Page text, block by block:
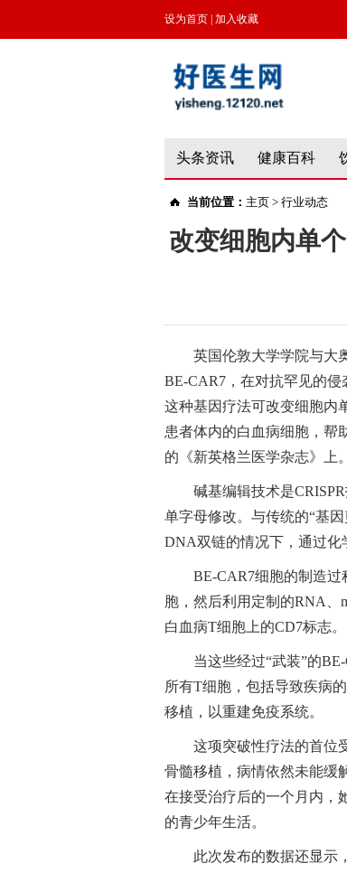
设为首页 加入收藏
头条资讯 健康百科
当前位置： 主页 > 行业动态
改变细胞内单
英国伦敦大学学院与大
BE-CAR7，在对抗罕见的
这种基因疗法可改变细胞
患者体内的白血病细胞，帮
的《新英格兰医学杂志》上。
碱基编辑技术是
单字母修改。与传统的“基
DNA双链的情况下，通过化
BE-CAR7细胞的制造
胞，然后利用定制的RNA、
白血病T细胞上的CD7标志。
当这些经过“武装”的
所有T细胞，包括导致疾病
移植，以重建免疫系统。
这项突破性疗法的首位
骨髓移植，病情依然未能缓
在接受治疗后的一个月内，
的青少年生活。
此次发布的数据还显示